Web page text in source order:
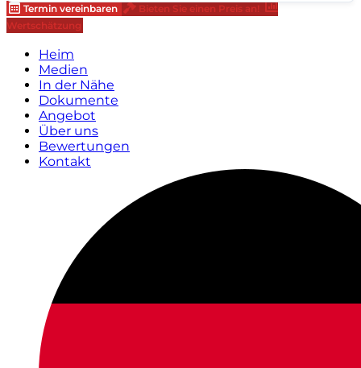
Termin vereinbaren
Bieten Sie einen Preis an!
Wertschätzung
Heim
Medien
In der Nähe
Dokumente
Angebot
Über uns
Bewertungen
Kontakt